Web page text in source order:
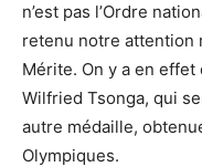
n’est pas l’Ordre
retenu notre attention
Mérite. On y a en
Wilfried Tsonga, qui
autre médaille,
Olympiques.